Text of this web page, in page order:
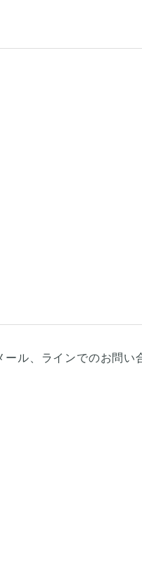
ル、ラインでのお問い